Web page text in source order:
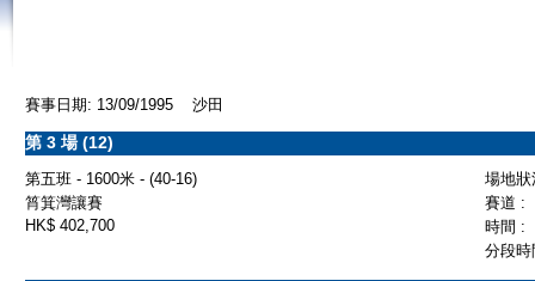
賽事日期: 13/09/1995 沙田
第 3 場 (12)
第五班 - 1600米 - (40-16)
場地
筲箕灣讓賽
賽道 :
HK$ 402,700
時間 :
分段